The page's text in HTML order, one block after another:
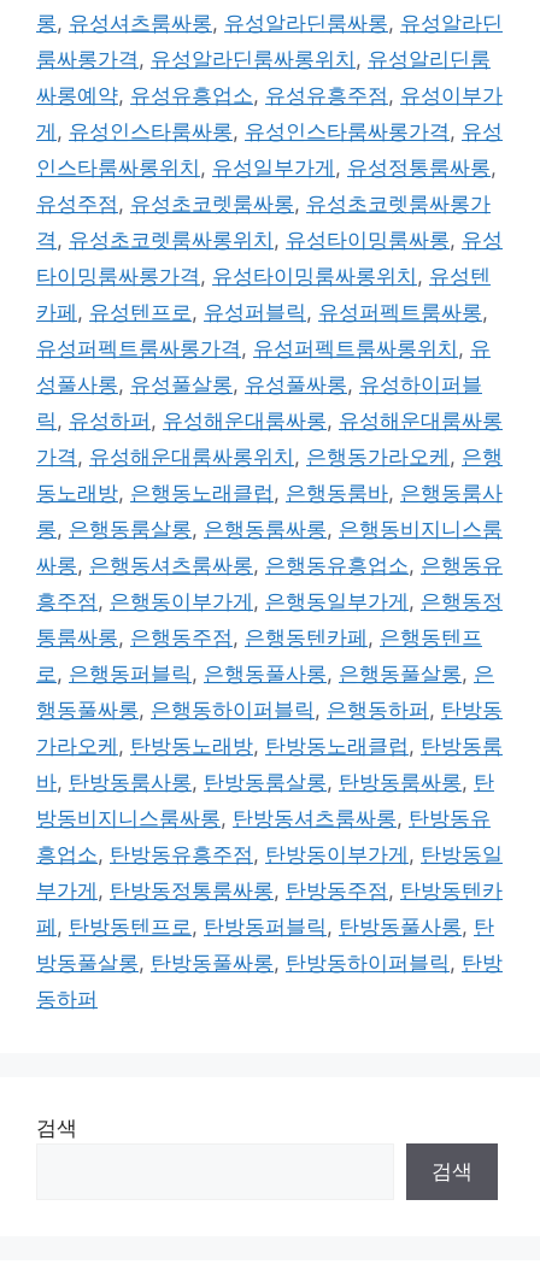
롱, 유성셔츠룸싸롱, 유성알라딘룸싸롱, 유성알라딘
룸싸롱가격 , 유성알라딘룸싸롱위치 , 유성알리딘룸
싸롱예약, 유성유흥업소, 유성유흥주점 , 유성이부가
게 , 유성인스타룸싸롱, 유성인스타룸싸롱가격 , 유성
인스타룸싸롱위치 , 유성일부가게 , 유성정통룸싸롱,
유성주점 , 유성초코렛룸싸롱, 유성초코렛룸싸롱가
격 , 유성초코렛룸싸롱위치 , 유성타이밍룸싸롱, 유성
타이밍룸싸롱가격 , 유성타이밍룸싸롱위치 , 유성텐
카페 , 유성텐프로 , 유성퍼블릭 , 유성퍼펙트룸싸롱,
유성퍼펙트룸싸롱가격 , 유성퍼펙트룸싸롱위치 , 유
성풀사롱, 유성풀살롱, 유성풀싸롱, 유성하이퍼블
릭 , 유성하퍼 , 유성해운대룸싸롱, 유성해운대룸싸롱
가격 , 유성해운대룸싸롱위치 , 은행동가라오케 , 은행
동노래방, 은행동노래클럽 , 은행동룸바, 은행동룸사
롱, 은행동룸살롱, 은행동룸싸롱, 은행동비지니스룸
싸롱, 은행동셔츠룸싸롱, 은행동유흥업소, 은행동유
흥주점 , 은행동이부가게 , 은행동일부가게 , 은행동정
통룸싸롱, 은행동주점 , 은행동텐카페 , 은행동텐프
로 , 은행동퍼블릭 , 은행동풀사롱, 은행동풀살롱, 은
행동풀싸롱, 은행동하이퍼블릭 , 은행동하퍼 , 탄방동
가라오케 , 탄방동노래방, 탄방동노래클럽 , 탄방동룸
바, 탄방동룸사롱, 탄방동룸살롱, 탄방동룸싸롱, 탄
방동비지니스룸싸롱, 탄방동셔츠룸싸롱, 탄방동유
흥업소, 탄방동유흥주점 , 탄방동이부가게 , 탄방동일
부가게 , 탄방동정통룸싸롱, 탄방동주점 , 탄방동텐카
페 , 탄방동텐프로 , 탄방동퍼블릭 , 탄방동풀사롱, 탄
방동풀살롱, 탄방동풀싸롱, 탄방동하이퍼블릭 , 탄방
동하퍼
검색
검색